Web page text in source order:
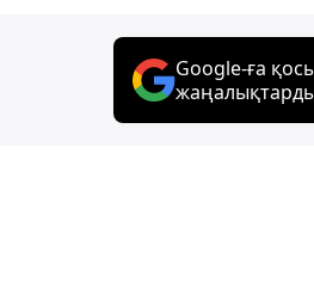
Google-ға